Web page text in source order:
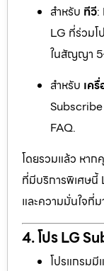
สำหรับ ทีวี:
LG ที่ร่วมโ
ในสัญญา
สำหรับ เค
Subscribe
FAQ.
โดยรวมแล้ว หาก
ที่มีบริการพิเศษนี้
และความมั่นใจที่
4. โปร LG
โปรแกรมมี